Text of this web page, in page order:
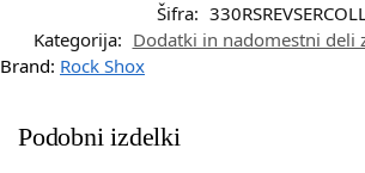
Šifra:
Kategorija: Dodatki in nadomestni deli
Brand: Rock Shox
Podobni izdelki